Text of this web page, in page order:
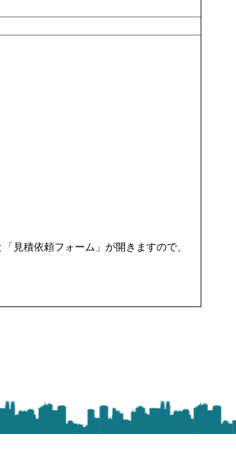
見積依頼フォーム」が開きますので、